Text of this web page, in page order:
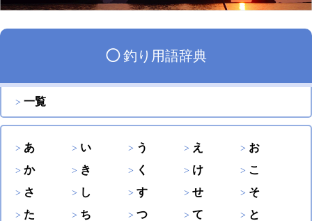
◯釣り用語辞典
一覧
あ い う え
お
か
き く け
こ
さ
し す せ
そ
た
ち つ て
と